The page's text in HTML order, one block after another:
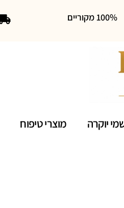
100% מקוריים
יוקרה מוצרי טיפוח